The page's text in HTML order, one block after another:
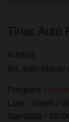
Tiriac Auto
Adresă
Bd. Iuliu Maniu
Program •
Luni - Vineri /
Sambata /